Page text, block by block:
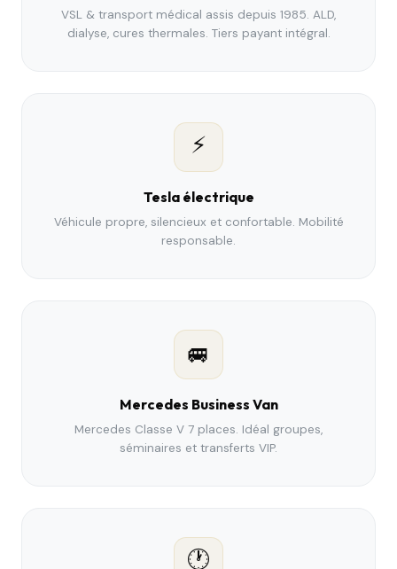
VSL & transport médical assis depuis 1985. ALD,
dialyse, cures thermales. Tiers payant intégral.
⚡
Tesla électrique
Véhicule propre, silencieux et confortable. Mobilité
responsable.
🚐
Mercedes Business Van
Mercedes Classe V 7 places. Idéal groupes,
séminaires et transferts VIP.
🕐